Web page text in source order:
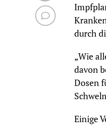
durch
„Wie
davon
Dosen
Einige